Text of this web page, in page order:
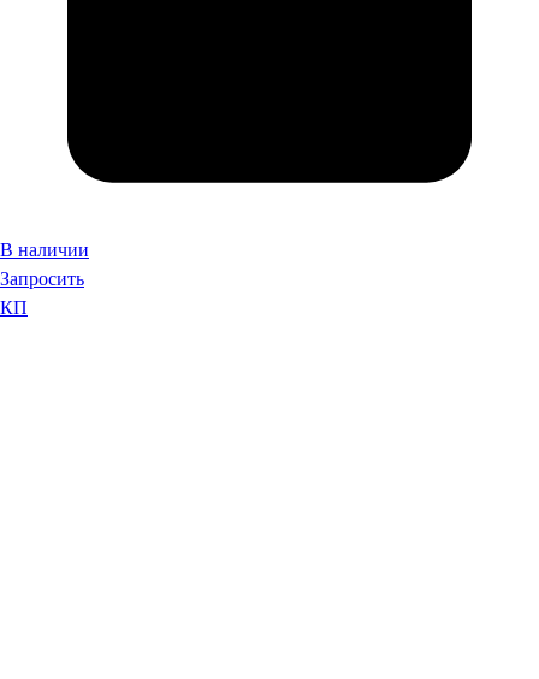
В наличии
Запросить
КП